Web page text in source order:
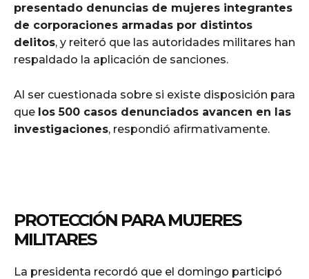
presentado denuncias de mujeres integrantes
de corporaciones armadas por distintos
delitos, y reiteró que las autoridades militares han
respaldado la aplicación de sanciones.
Al ser cuestionada sobre si existe disposición para
que los 500 casos denunciados avancen en las
investigaciones, respondió afirmativamente.
PROTECCIÓN PARA MUJERES
MILITARES
La presidenta recordó que el domingo participó